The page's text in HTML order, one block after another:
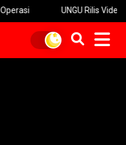
UNGU Rilis Video Musik “Utara-